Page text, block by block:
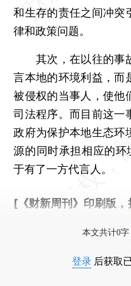
和生存的责任之间冲突
律和政策问题。
其次，在以往的事
言本地的环境利益，而
被侵权的当事人，使他
司法程序。而目前这一
政府为保护本地生态环
源的同时承担相应的环
于有了一方代言人。
[《财新周刊》印刷版，
本文共计0
登录 后获取